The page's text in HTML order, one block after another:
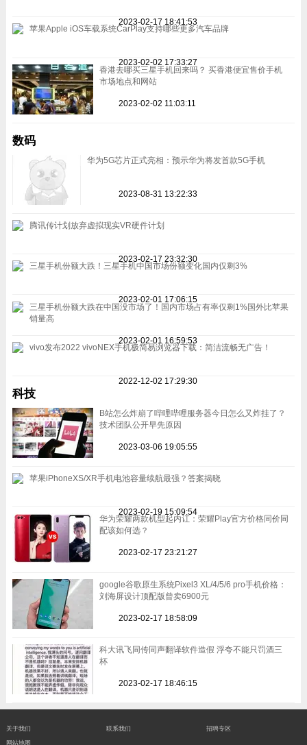
2023-02-17 18:41:53
苹果Apple iOS车载系统CarPlay支持哪些更多汽车品牌
2023-02-02 17:33:27
香港去哪买三星手机回来吗？ 买香港便宜售价手机
市场地点和网站
2023-02-02 11:03:11
数码
华为5G芯片正式亮相：预示华为将发首款5G手机
2023-08-31 13:22:33
腾讯传计划放弃虚拟现实VR硬件计划
2023-02-17 23:32:30
三星手机份额大跌！三星手机中国市场份额变化国内仅剩3%
2023-02-01 17:06:15
三星手机份额大跌在中国没市场了！国内市场占有率仅剩1%国外比苹果
销量高
2023-02-01 16:59:53
vivo发布2022 vivoNEX手机极简易浏览器下载：简洁流畅无广告！
2022-12-02 17:29:30
科技
B站怎么炸崩了哔哩哔哩服务器今日怎么又炸挂了？
技术团队公开早先原因
2023-03-06 19:05:55
苹果iPhoneXS/XR手机电池容量续航最强？答案揭晓
2023-02-19 15:09:54
华为荣耀两款机型起内讧：荣耀Play官方价格同价同
配该如何选？
2023-02-17 23:21:27
google谷歌原生系统Pixel3 XL/4/5/6 pro手机价格：
刘海屏设计顶配版曾卖6900元
2023-02-17 18:58:09
科大讯飞同传同声翻译软件造假 浮夸不能只罚酒三
杯
2023-02-17 18:46:15
关于我们 联系我们 招聘专区
网站地图